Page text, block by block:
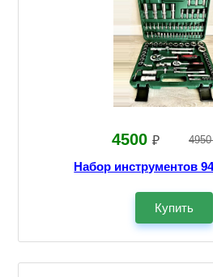
4500 ₽
Набор инструментов
Купить